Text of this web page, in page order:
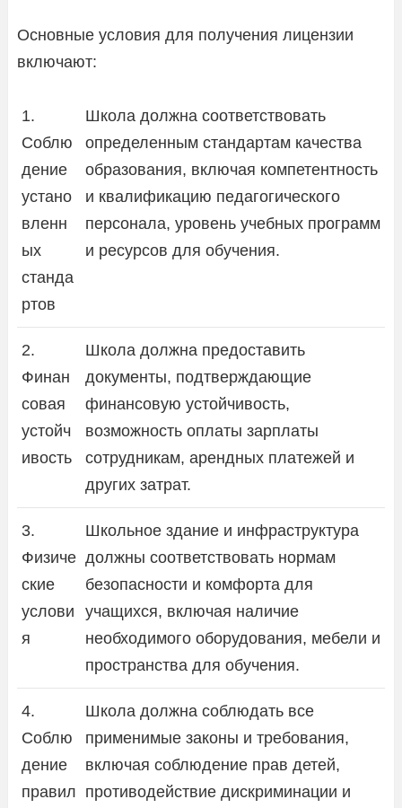
Основные условия для получения лицензии
включают:
1.
Соблю
дение
устано
вленн
ых
станда
ртов
Школа должна соответствовать
определенным стандартам качества
образования, включая компетентность
и квалификацию педагогического
персонала, уровень учебных программ
и ресурсов для обучения.
2.
Финан
совая
устойч
ивость
Школа должна предоставить
документы, подтверждающие
финансовую устойчивость,
возможность оплаты зарплаты
сотрудникам, арендных платежей и
других затрат.
3.
Физиче
ские
услови
я
Школьное здание и инфраструктура
должны соответствовать нормам
безопасности и комфорта для
учащихся, включая наличие
необходимого оборудования, мебели и
пространства для обучения.
4.
Соблю
дение
правил
Школа должна соблюдать все
применимые законы и требования,
включая соблюдение прав детей,
противодействие дискриминации и